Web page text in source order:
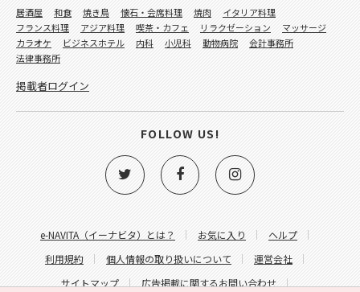
e-NAVITA（イーナビタ）とは？ お気に入り
ヘルプ
利用規約
個人情報の取り扱いについて
運営会社
サイトマップ
広告掲載に関するお問い合わせ
居酒屋 和食 焼き鳥 懐石・会席料理 焼肉
イタリア料理
フランス料理
アジア料理 喫茶・カフェ リラクゼーション
マッサージ
カラオケ
ビジネスホテル 内科 小児科 動物病院
会計事務所
法律事務所
掲載者ログイン
FOLLOW US!